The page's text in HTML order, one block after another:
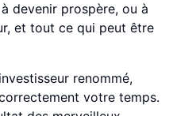
devenir prospère, ou à
et tout ce qui peut être
renommé,
votre temps.